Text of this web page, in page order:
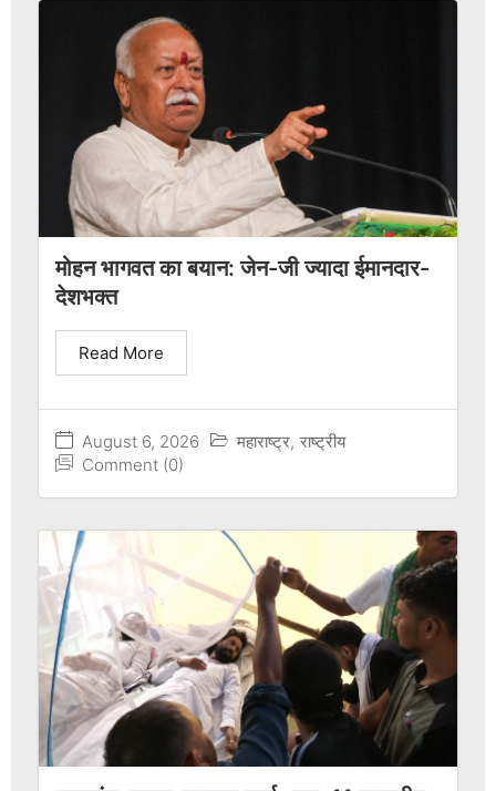
मोहन भागवत का बयान: जेन-जी ज्यादा ईमानदार-
देशभक्त
August 6, 2026 महाराष्ट्र, राष्ट्रीय
Comment (0)
Read More